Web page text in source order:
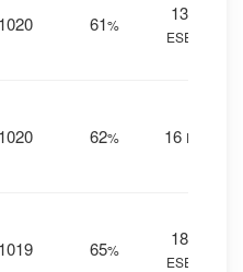
1020 61%
13
ESE
1020 62% 16 E
1019 65%
18
ESE